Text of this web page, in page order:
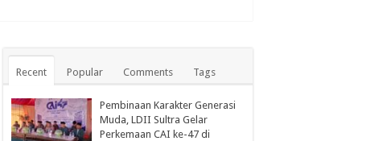
Recent Popular Comments Tags
Pembinaan Karakter Generasi
Muda, LDII Sultra Gelar
Perkemaan CAI ke-47 di